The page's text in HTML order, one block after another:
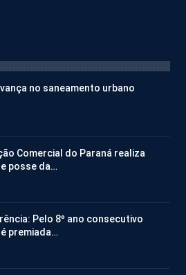
no saneamento urbano
Comercial do Paraná realiza
posse da…
Pelo 8º ano consecutivo
premiada…